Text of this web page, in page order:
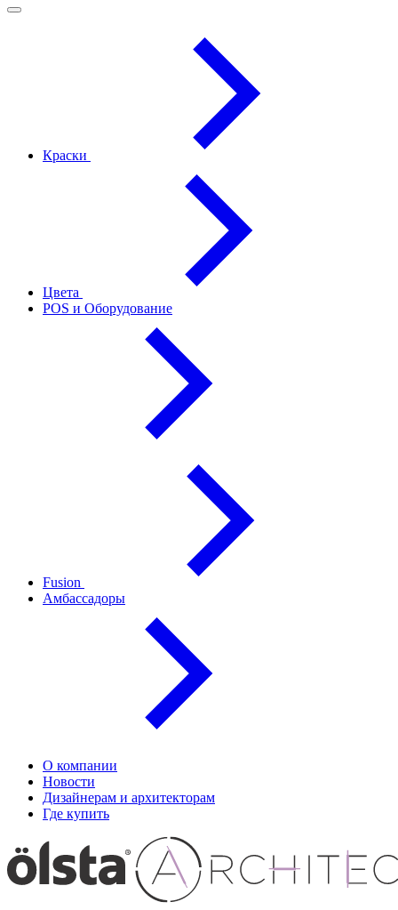
Краски
Цвета
POS и Оборудование
Fusion
Амбассадоры
О компании
Новости
Дизайнерам и архитекторам
Где купить